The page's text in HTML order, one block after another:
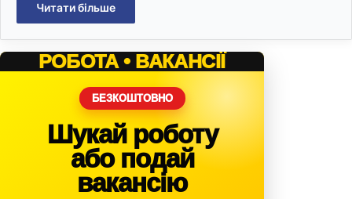
Читати більше
РОБОТА • ВАКАНСІЇ
БЕЗКОШТОВНО
Шукай роботу
або подай
вакансію